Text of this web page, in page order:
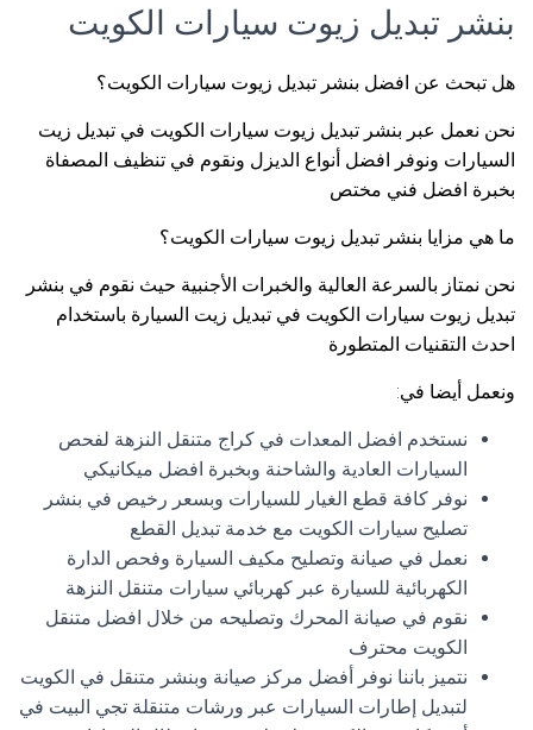
بنشر تبديل زيوت سيارات الكويت
هل تبحث عن افضل بنشر تبديل زيوت سيارات الكويت؟
نحن نعمل عبر بنشر تبديل زيوت سيارات الكويت في تبديل زيت
السيارات ونوفر افضل أنواع الديزل ونقوم في تنظيف المصفاة
بخبرة افضل فني مختص
ما هي مزايا بنشر تبديل زيوت سيارات الكويت؟
نحن نمتاز بالسرعة العالية والخبرات الأجنبية حيث نقوم في بنشر
تبديل زيوت سيارات الكويت في تبديل زيت السيارة باستخدام
احدث التقنيات المتطورة
ونعمل أيضا في:
نستخدم افضل المعدات في كراج متنقل النزهة لفحص
السيارات العادية والشاحنة وبخبرة افضل ميكانيكي
نوفر كافة قطع الغيار للسيارات وبسعر رخيص في بنشر
تصليح سيارات الكويت مع خدمة تبديل القطع
نعمل في صيانة وتصليح مكيف السيارة وفحص الدارة
الكهربائية للسيارة عبر كهربائي سيارات متنقل النزهة
نقوم في صيانة المحرك وتصليحه من خلال افضل متنقل
الكويت محترف
نتميز باننا نوفر أفضل مركز صيانة وبنشر متنقل في الكويت
لتبديل إطارات السيارات عبر ورشات متنقلة تجي البيت في